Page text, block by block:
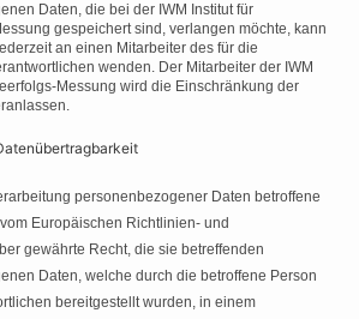
Daten, die bei der IWM Institut für
gespeichert sind, verlangen möchte, kann
an einen Mitarbeiter des für die
wenden. Der Mitarbeiter der IWM
Messung wird die Einschränkung der
personenbezogener Daten betroffene
Europäischen Richtlinien- und
gewährte Recht, die sie betreffenden
Daten, welche durch die betroffene Person
bereitgestellt wurden, in einem